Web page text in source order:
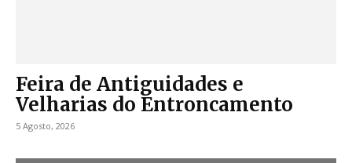
Feira de Antiguidades e
Velharias do Entroncamento
5 Agosto, 2026